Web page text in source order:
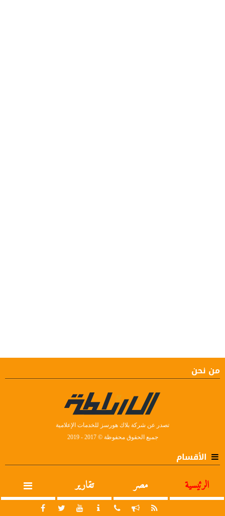
من نحن
تصدر عن شركة بلاك هورسز للخدمات الإعلامية
جميع الحقوق محفوظة © 2017 - 2019
الأقسام
الرئيسية مصر تقارير